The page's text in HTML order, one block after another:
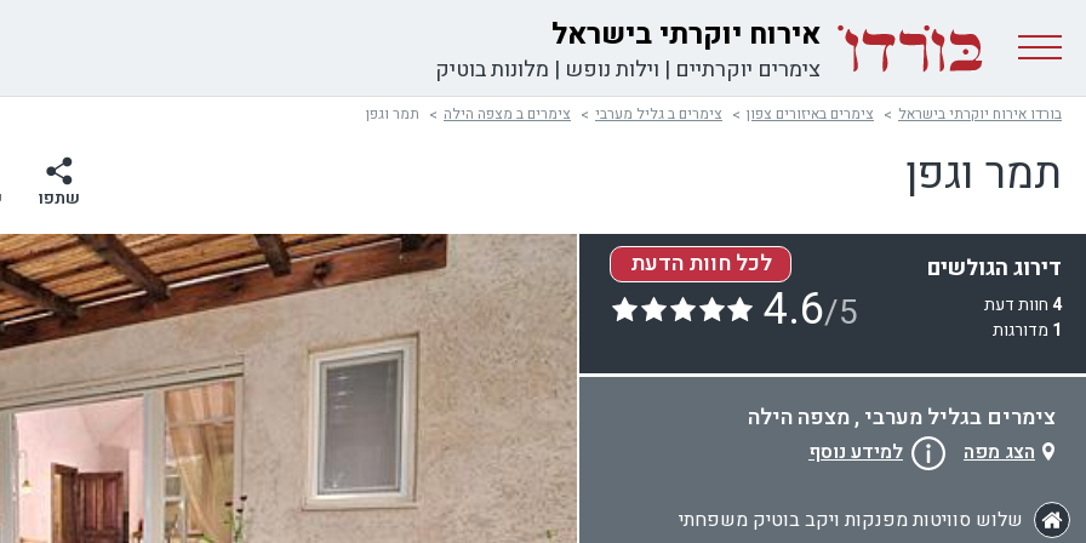
אירוח יוקרתי בישראל
צימרים יוקרתיים | וילות נופש | מלונות בוטיק
בורדו אירוח יוקרתי בישראל צימרים באיזורים צפון צימרים ב גליל מערבי צימרים ב מצפה הילה תמר וגפן
תמר וגפן שתפו
דירוג הגולשים
4 חוות דעת
1 מדורגות
לכל חוות הדעת
4.6/5
צימרים בגליל מערבי , מצפה הילה
הצג מפה למידע נוסף
שלוש סוויטות מפנקות ויקב בוטיק משפחתי